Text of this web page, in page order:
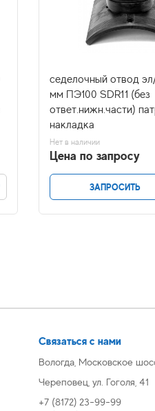
седелочный отвод
мм ПЭ100 SDR11 (без
ответ.нижн.части)
накладка
Нет в наличии
Цена по запросу
ЗАПРОСИТЬ
Связаться с нами
Вологда, Московское
Череповец, ул. Гоголя, 41
+7 (8172) 23-99-99